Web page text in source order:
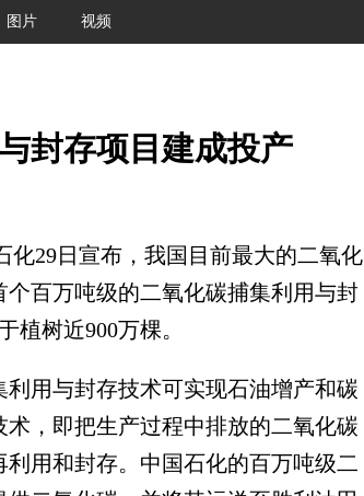
图片 视频
封存项目建成投产
29日宣布，我国目前最大的二氧化
百万吨级的二氧化碳捕集利用与封
植树近900万棵。
用与封存技术可实现石油增产和碳
，即把生产过程中排放的二氧化碳
用和封存。中国石化的百万吨级二